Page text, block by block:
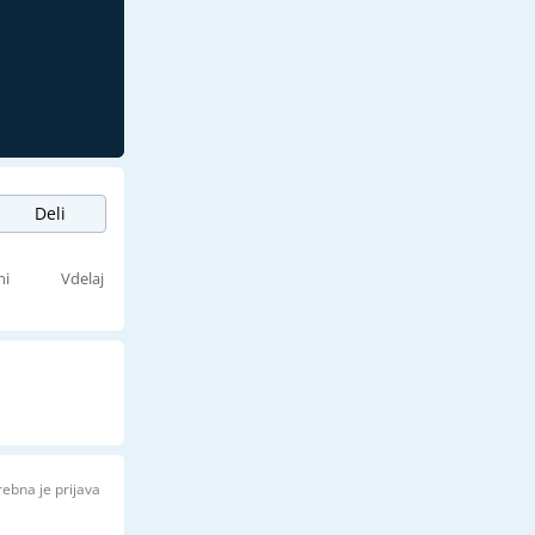
Deli
Vdelaj
je prijava